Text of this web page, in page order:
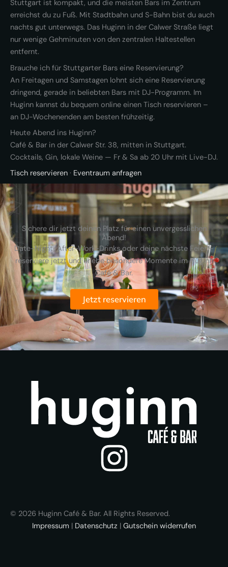
Stuttgart ist kompakt, und die meisten Bars im Zentrum
erreichst du zu Fuß. Mit Stadtbahn und S-Bahn bist du auch
nachts gut unterwegs. Das Huginn in der Calwer Straße liegt
nur wenige Gehminuten von den zentralen Haltestellen
entfernt.
Brauche ich für Stuttgarter Bars eine Reservierung?
An Freitagen und Samstagen lohnt sich eine Reservierung
dringend, gerade in beliebten Bars mit DJ-Programm. Im
Huginn kannst du bequem online einen Tisch reservieren –
an DJ-Wochenenden am besten frühzeitig.
Heute Abend ins Huginn?
Café & Bar in der Calwer Str. 38, mitten in Stuttgart.
Cocktails, Gin, lokale Weine — Fr & Sa ab 20 Uhr mit Live-DJ.
Tisch reservieren · Eventraum anfragen
Sichere dir jetzt deinen Platz für einen unvergesslichen
Abend!
Date-Night, After-Work-Drinks oder deine nächste Feier –
reserviere jetzt und erlebe besondere Momente im Huginn
Café & Bar.
Jetzt reservieren
I
s
© 2026 Huginn Café & Bar. All Rights Reserved.
Impressum | Datenschutz | Gutschein widerrufen